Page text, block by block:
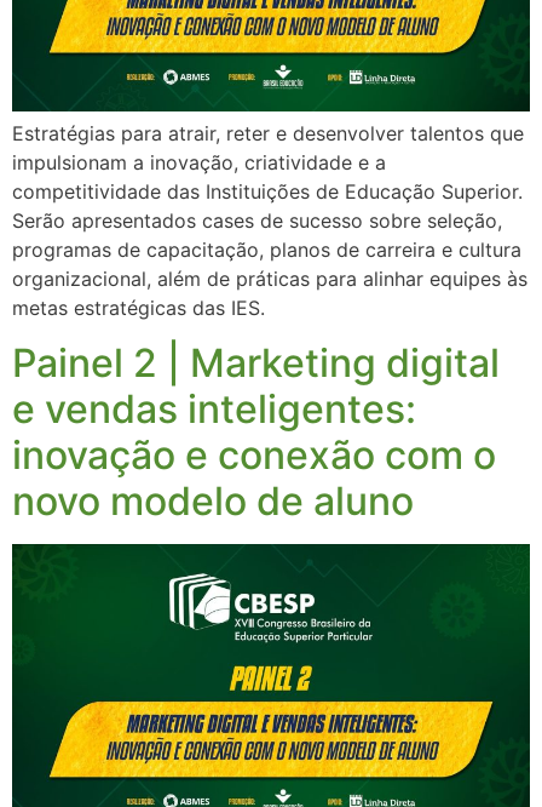
Estratégias para atrair, reter e desenvolver talentos que
impulsionam a inovação, criatividade e a
competitividade das Instituições de Educação Superior.
Serão apresentados cases de sucesso sobre seleção,
programas de capacitação, planos de carreira e cultura
organizacional, além de práticas para alinhar equipes às
metas estratégicas das IES.
Painel 2 | Marketing digital
e vendas inteligentes:
inovação e conexão com o
novo modelo de aluno